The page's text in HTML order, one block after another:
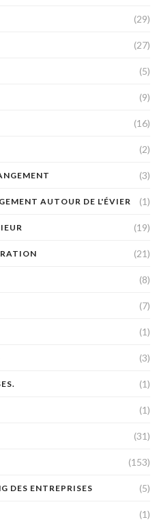
(29)
(27)
(5)
(9)
(16)
(2)
(3)
AUTOUR DE L'ÉVIER (1)
(19)
(21)
(8)
(7)
(1)
(3)
(1)
(1)
(31)
(153)
DES ENTREPRISES (5)
(1)